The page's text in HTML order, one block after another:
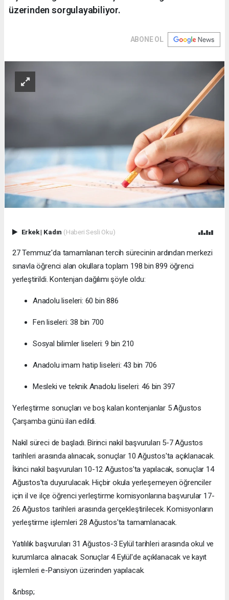
üzerinden sorgulayabiliyor.
ABONE OL
Erkek| Kadın (Haberi Sesli Oku)
27 Temmuz'da tamamlanan tercih sürecinin ardından merkezi
sınavla öğrenci alan okullara toplam 198 bin 899 öğrenci
yerleştirildi. Kontenjan dağılımı şöyle oldu:
Anadolu liseleri: 60 bin 886
Fen liseleri: 38 bin 700
Sosyal bilimler liseleri: 9 bin 210
Anadolu imam hatip liseleri: 43 bin 706
Mesleki ve teknik Anadolu liseleri: 46 bin 397
Yerleştirme sonuçları ve boş kalan kontenjanlar 5 Ağustos
Çarşamba günü ilan edildi.
Nakil süreci de başladı. Birinci nakil başvuruları 5-7 Ağustos
tarihleri arasında alınacak, sonuçlar 10 Ağustos'ta açıklanacak.
İkinci nakil başvuruları 10-12 Ağustos'ta yapılacak, sonuçlar 14
Ağustos'ta duyurulacak. Hiçbir okula yerleşemeyen öğrenciler
için il ve ilçe öğrenci yerleştirme komisyonlarına başvurular 17-
26 Ağustos tarihleri arasında gerçekleştirilecek. Komisyonların
yerleştirme işlemleri 28 Ağustos'ta tamamlanacak.
Yatılılık başvuruları 31 Ağustos-3 Eylül tarihleri arasında okul ve
kurumlarca alınacak. Sonuçlar 4 Eylül'de açıklanacak ve kayıt
işlemleri e-Pansiyon üzerinden yapılacak.
&nbsp;